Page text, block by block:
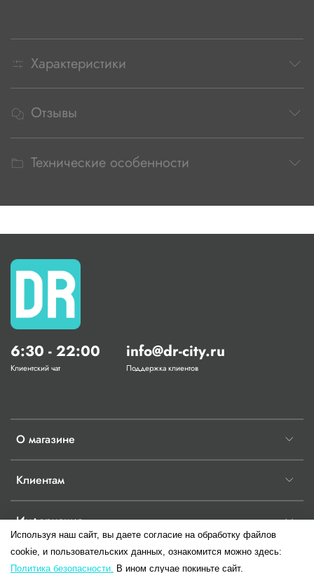
Характеристики
Отзывы
Технические особенности
О магазине
Клиентам
Информация
6:30 - 22:00
Клиентский чат
info@dr-city.ru
Поддержка клиентов
Используя наш сайт, вы даете согласие на обработку файлов
cookie, и пользовательских данных, ознакомится можно здесь:
Политика безопасности. В ином случае покиньте сайт.